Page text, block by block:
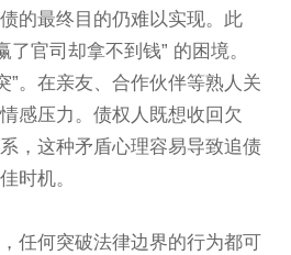
的最终目的仍难以实现。此
了官司却拿不到钱” 的困境。
”。在亲友、合作伙伴等熟人关
感压力。债权人既想收回欠
，这种矛盾心理容易导致追债
时机。
任何突破法律边界的行为都可